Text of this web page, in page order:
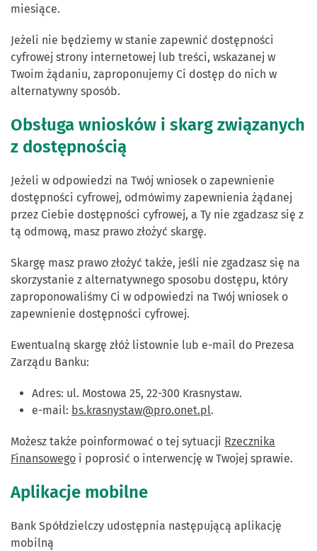
miesiące.
Jeżeli nie będziemy w stanie zapewnić dostępności
cyfrowej strony internetowej lub treści, wskazanej w
Twoim żądaniu, zaproponujemy Ci dostęp do nich w
alternatywny sposób.
Obsługa wniosków i skarg związanych
z dostępnością
Jeżeli w odpowiedzi na Twój wniosek o zapewnienie
dostępności cyfrowej, odmówimy zapewnienia żądanej
przez Ciebie dostępności cyfrowej, a Ty nie zgadzasz się z
tą odmową, masz prawo złożyć skargę.
Skargę masz prawo złożyć także, jeśli nie zgadzasz się na
skorzystanie z alternatywnego sposobu dostępu, który
zaproponowaliśmy Ci w odpowiedzi na Twój wniosek o
zapewnienie dostępności cyfrowej.
Ewentualną skargę złóż listownie lub e-mail do Prezesa
Zarządu Banku:
Adres: ul. Mostowa 25, 22-300 Krasnystaw.
e-mail: bs.krasnystaw@pro.onet.pl.
Możesz także poinformować o tej sytuacji Rzecznika
Finansowego i poprosić o interwencję w Twojej sprawie.
Aplikacje mobilne
Bank Spółdzielczy udostępnia następującą aplikację
mobilną